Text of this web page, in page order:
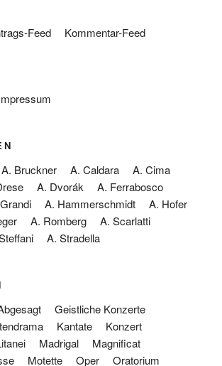
Feed
Kommentar-Feed
A. Bruckner A. Caldara
A. Cima
A. Dvorák
A. Ferrabosco
A. Hammerschmidt
A. Hofer
A. Romberg
A. Scarlatti
A. Stradella
Geistliche Konzerte
Kantate
Konzert
Madrigal
Magnificat
Motette Oper Oratorium